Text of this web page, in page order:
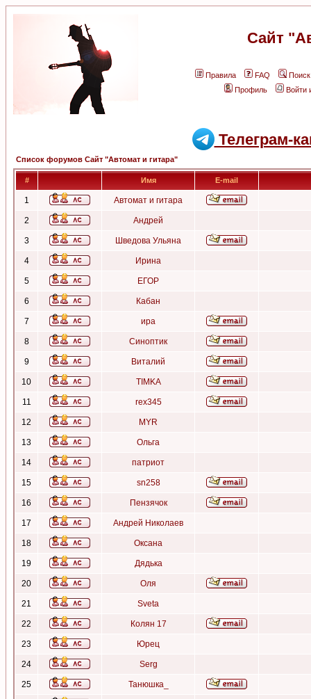
Сайт
Правила FAQ
Поиск
Профиль
Войти
Телеграм-
Список форумов Сайт "Автомат и гитара"
# Имя E-mail
1 Автомат и гитара
2 Андрей
3 Шведова Ульяна
4 Ирина
5 ЕГОР
6 Кабан
7 ира
8 Синоптик
9 Виталий
10 TIMKA
11 rex345
12 MYR
13 Ольга
14 патриот
15 sn258
16 Пензячок
17 Андрей Николаев
18 Оксана
19 Дядька
20 Оля
21 Sveta
22 Колян 17
23 Юрец
24 Serg
25 Танюшка_